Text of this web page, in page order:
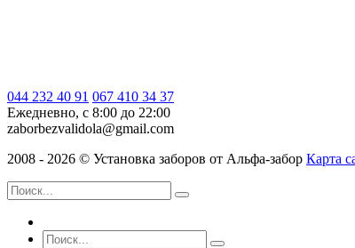
044 232 40 91 067 410 34 37
Ежедневно, с 8:00 до 22:00
zaborbezvalidola@gmail.com
2008 - 2026 © Установка заборов от Альфа-забор Карта